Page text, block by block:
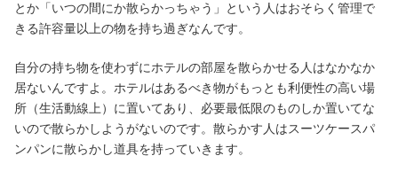
とか「いつの間にか散らかっちゃう」という人はおそらく管理で
きる許容量以上の物を持ち過ぎなんです。
自分の持ち物を使わずにホテルの部屋を散らかせる人はなかなか
居ないんですよ。ホテルはあるべき物がもっとも利便性の高い場
所（生活動線上）に置いてあり、必要最低限のものしか置いてな
いので散らかしようがないのです。散らかす人はスーツケースパ
ンパンに散らかし道具を持っていきます。